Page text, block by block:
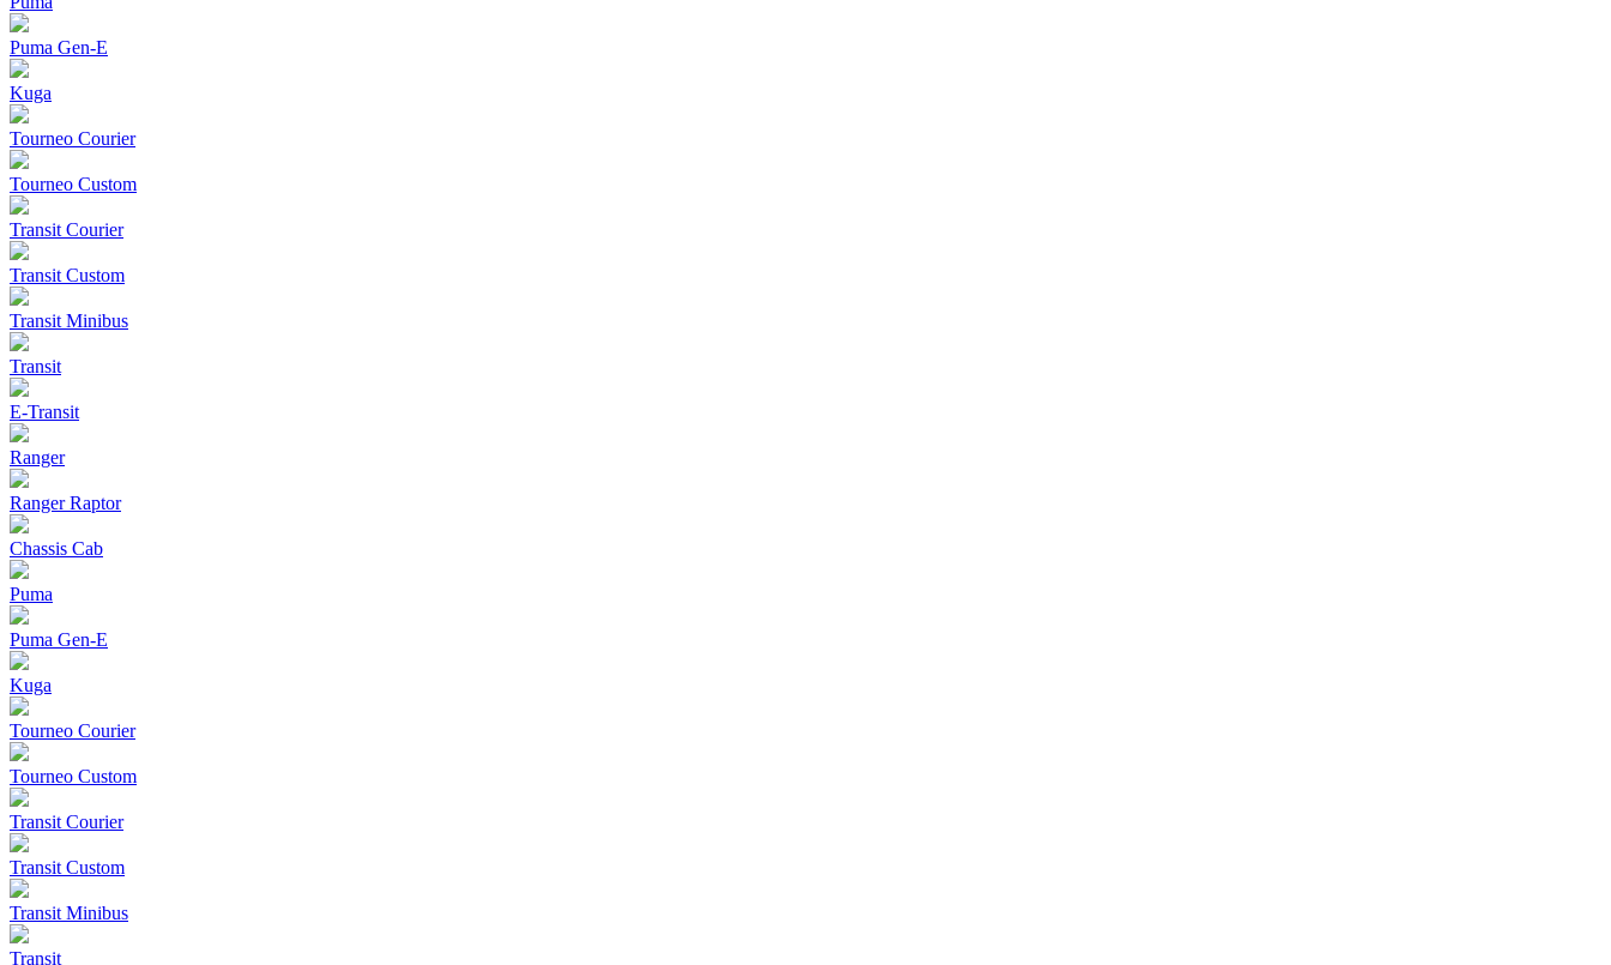
Puma Gen‑E
Kuga
Tourneo Courier
Tourneo Custom
Transit Courier
Transit Custom
Transit Minibus
Transit
E-Transit
Ranger
Ranger Raptor
Chassis Cab
Puma
Puma Gen‑E
Kuga
Tourneo Courier
Tourneo Custom
Transit Courier
Transit Custom
Transit Minibus
Transit